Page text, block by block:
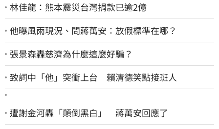
林佳龍：熊本震災台灣捐款已逾2億
他曝風雨現況、問蔣萬安：放假標準在哪？
張景森轟慈濟為什麼這麼好騙？
致詞中「他」突衝上台 賴清德笑點接班人
遭謝金河轟「顛倒黑白」 蔣萬安回應了